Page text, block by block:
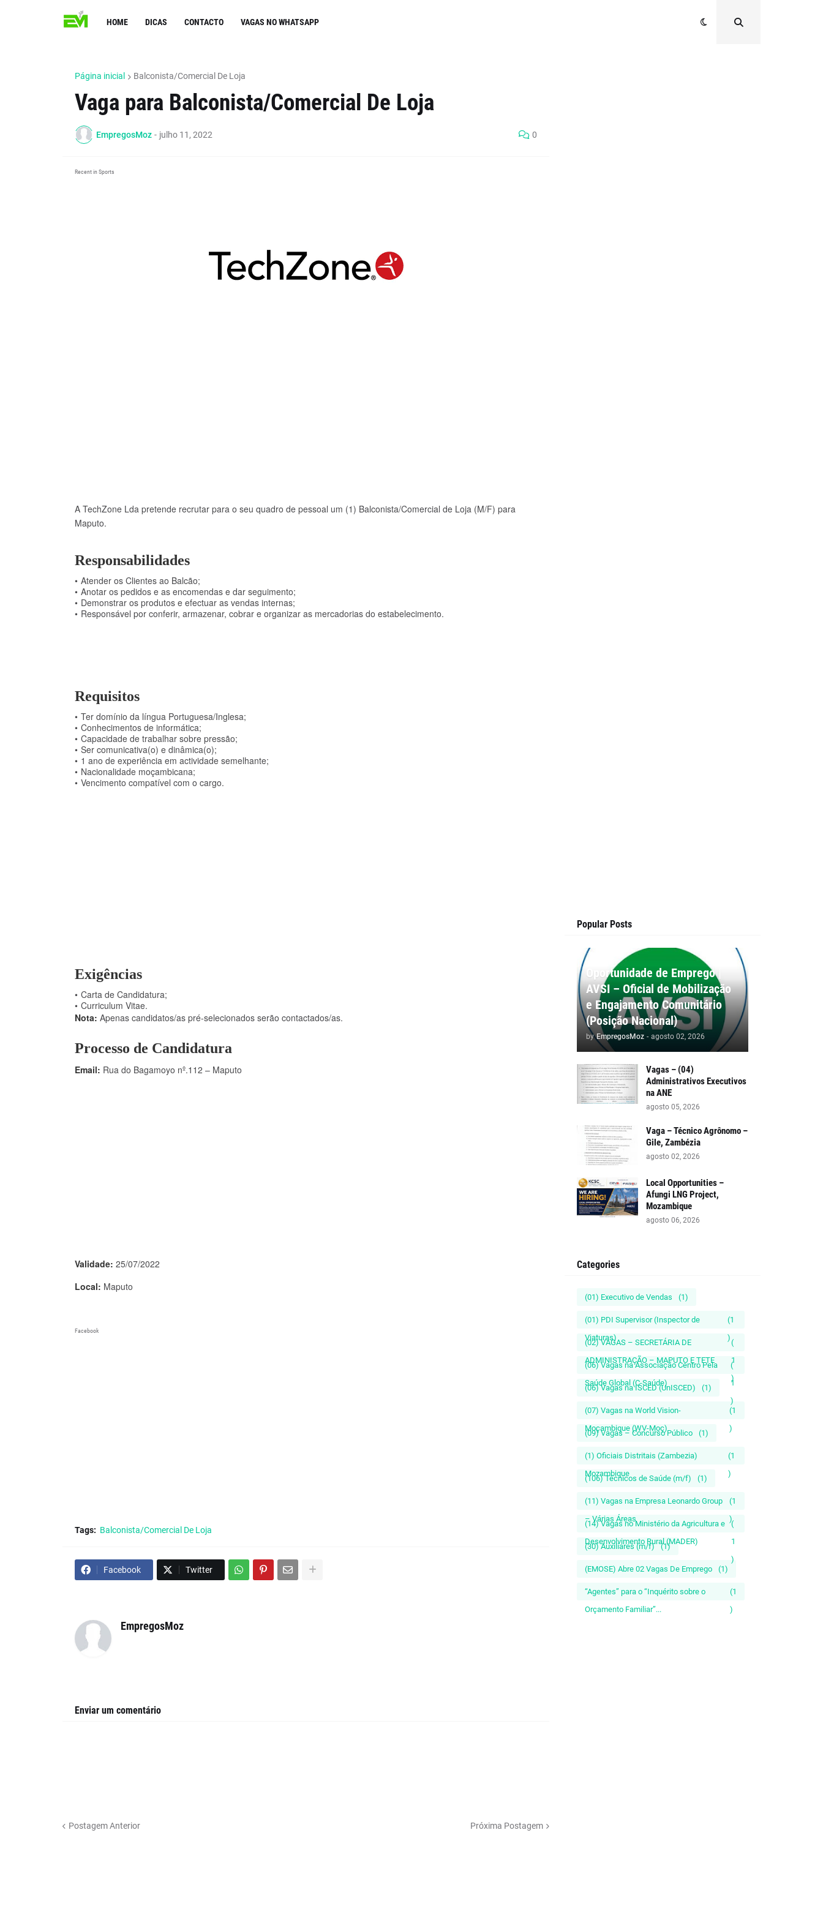
HOME DICAS CONTACTO VAGAS NO WHATSAPP
Página inicial Balconista/Comercial De Loja
Vaga para Balconista/Comercial De Loja
EmpregosMoz - julho 11, 2022 0
Recent in Sports
A TechZone Lda pretende recrutar para o seu quadro de pessoal um (1) Balconista/Comercial de Loja (M/F) para
Maputo.
Responsabilidades
Atender os Clientes ao Balcão;
Anotar os pedidos e as encomendas e dar seguimento;
Demonstrar os produtos e efectuar as vendas internas;
Responsável por conferir, armazenar, cobrar e organizar as mercadorias do estabelecimento.
Requisitos
Ter domínio da língua Portuguesa/Inglesa;
Conhecimentos de informática;
Capacidade de trabalhar sobre pressão;
Ser comunicativa(o) e dinâmica(o);
1 ano de experiência em actividade semelhante;
Nacionalidade moçambicana;
Vencimento compatível com o cargo.
Exigências
Carta de Candidatura;
Curriculum Vitae.
Nota: Apenas candidatos/as pré-selecionados serão contactados/as.
Processo de Candidatura
Email: Rua do Bagamoyo nº.112 – Maputo
Validade: 25/07/2022
Local: Maputo
Facebook
Tags: Balconista/Comercial De Loja
Facebook Twitter
EmpregosMoz
Enviar um comentário
Postagem Anterior Próxima Postagem
Popular Posts
Oportunidade de Emprego |
AVSI – Oficial de Mobilização
e Engajamento Comunitário
(Posição Nacional)
by EmpregosMoz - agosto 02, 2026
Vagas – (04)
Administrativos Executivos
na ANE
agosto 05, 2026
Vaga – Técnico Agrônomo –
Gile, Zambézia
agosto 02, 2026
Local Opportunities –
Afungi LNG Project,
Mozambique
agosto 06, 2026
Categories
(01) Executivo de Vendas (1)
(01) PDI Supervisor (Inspector de
Viaturas)
(1
)
(02) VAGAS – SECRETÁRIA DE
ADMINISTRAÇÃO – MAPUTO E TETE
(
1
)
(06) Vagas na Associação Centro Pela
Saúde Global (C-Saúde)
(
1
)
(06) Vagas na ISCED (UnISCED) (1)
(07) Vagas na World Vision-
Moçambique (WV-Moç)
(1
)
(09) Vagas – Concurso Público (1)
(1) Oficiais Distritais (Zambezia)
Mozambique
(1
)
(106) Técnicos de Saúde (m/f) (1)
(11) Vagas na Empresa Leonardo Group
– Várias Áreas
(1
)
(14) Vagas no Ministério da Agricultura e
Desenvolvimento Rural (MADER)
(
1
)
(30) Auxiliares (m/f) (1)
(EMOSE) Abre 02 Vagas De Emprego (1)
“Agentes” para o “Inquérito sobre o
Orçamento Familiar”...
(1
)